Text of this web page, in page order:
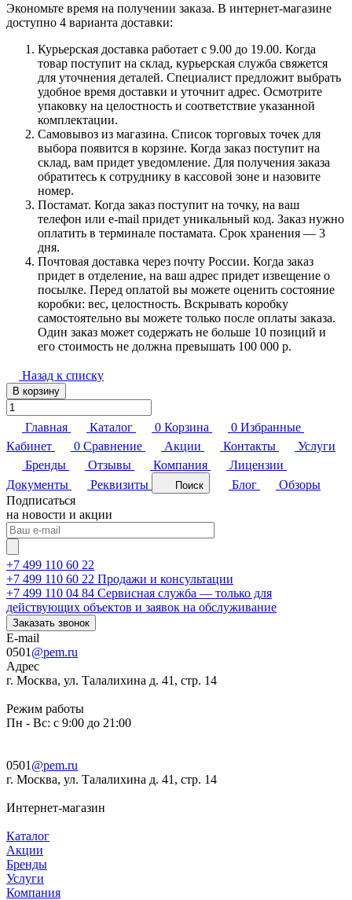
Экономьте время на получении заказа. В интернет-магазине
доступно 4 варианта доставки:
Курьерская доставка работает с 9.00 до 19.00. Когда
товар поступит на склад, курьерская служба свяжется
для уточнения деталей. Специалист предложит выбрать
удобное время доставки и уточнит адрес. Осмотрите
упаковку на целостность и соответствие указанной
комплектации.
Самовывоз из магазина. Список торговых точек для
выбора появится в корзине. Когда заказ поступит на
склад, вам придет уведомление. Для получения заказа
обратитесь к сотруднику в кассовой зоне и назовите
номер.
Постамат. Когда заказ поступит на точку, на ваш
телефон или e-mail придет уникальный код. Заказ нужно
оплатить в терминале постамата. Срок хранения — 3
дня.
Почтовая доставка через почту России. Когда заказ
придет в отделение, на ваш адрес придет извещение о
посылке. Перед оплатой вы можете оценить состояние
коробки: вес, целостность. Вскрывать коробку
самостоятельно вы можете только после оплаты заказа.
Один заказ может содержать не больше 10 позиций и
его стоимость не должна превышать 100 000 р.
Назад к списку
В корзину
Главная Каталог 0 Корзина 0 Избранные
Кабинет
0 Сравнение Акции Контакты
Услуги
Бренды
Отзывы Компания
Лицензии
Документы
Реквизиты Поиск Блог
Обзоры
Подписаться
на новости и акции
+7 499 110 60 22
+7 499 110 60 22 Продажи и консультации
+7 499 110 04 84 Сервисная служба — только для
действующих объектов и заявок на обслуживание
Заказать звонок
E-mail
0501 @pem.ru
Адрес
г. Москва, ул. Талалихина д. 41, стр. 14
Режим работы
Пн - Вс: с 9:00 до 21:00
0501 @pem.ru
г. Москва, ул. Талалихина д. 41, стр. 14
Интернет-магазин
Каталог
Акции
Бренды
Услуги
Компания